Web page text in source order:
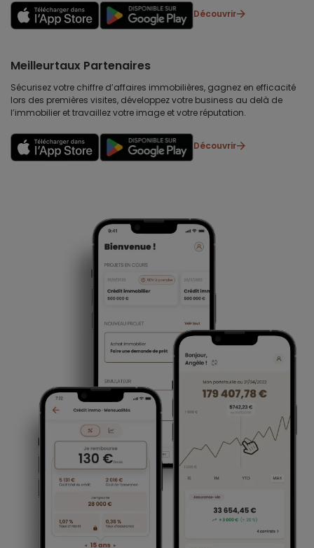
Découvrir
Meilleurtaux Partenaires
Sécurisez votre chiffre d’affaires immobilières, gagnez en efficacité
lors des premières visites, développez votre business au delà de
l’immobilier et travaillez votre image et votre réputation.
Découvrir